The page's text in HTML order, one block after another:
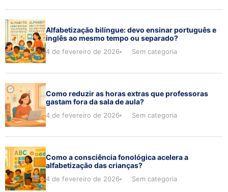
Alfabetização bilíngue: devo ensinar português e
inglês ao mesmo tempo ou separado?
4 de fevereiro de 2026 Sem categoria
Como reduzir as horas extras que professoras
gastam fora da sala de aula?
4 de fevereiro de 2026 Sem categoria
Como a consciência fonológica acelera a
alfabetização das crianças?
4 de fevereiro de 2026 Sem categoria